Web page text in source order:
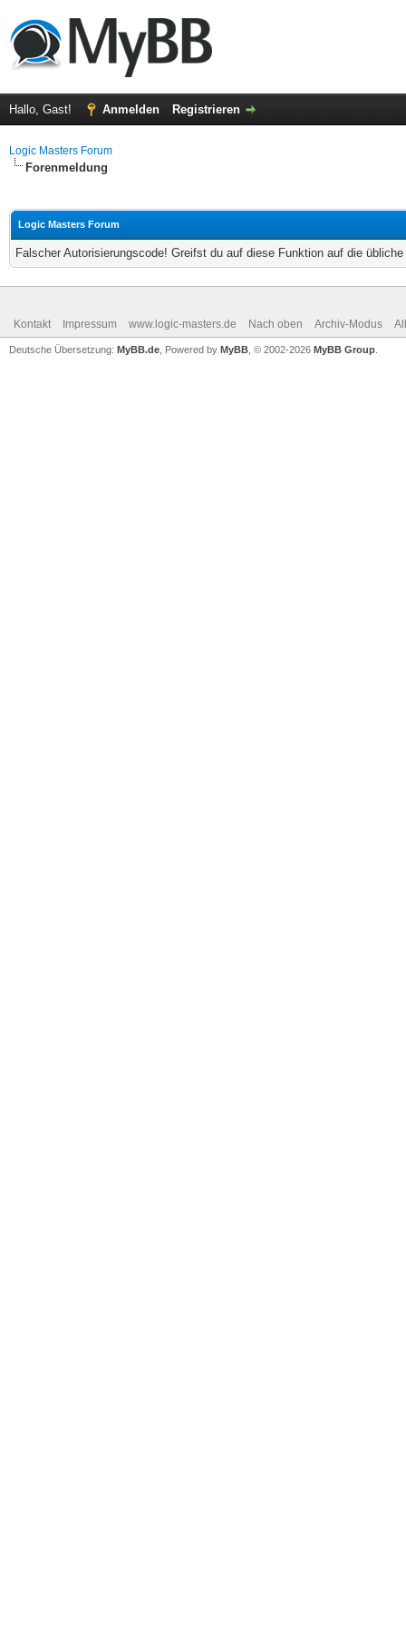
Hallo, Gast! Anmelden Registrieren
Logic Masters Forum
Forenmeldung
Logic Masters Forum
Falscher Autorisierungscode! Greifst du auf diese Funktion auf die
Kontakt Impressum www.logic-masters.de Nach oben Archiv-Modus
Deutsche Übersetzung: MyBB.de , Powered by MyBB , © 2002-2026 MyBB Group